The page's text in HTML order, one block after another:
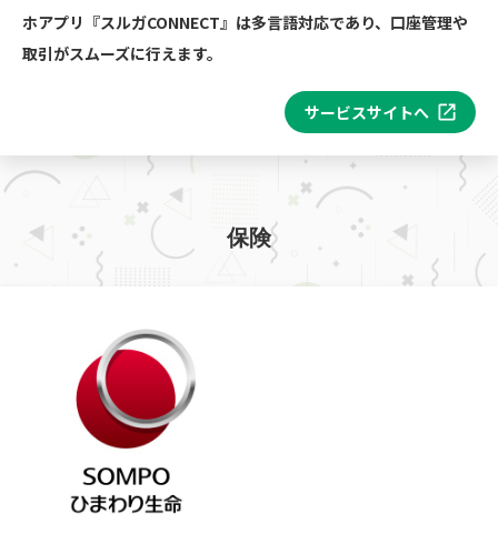
ホアプリ『スルガCONNECT』は多言語対応であり、口座管理や
取引がスムーズに行えます。
サービスサイトへ
保険